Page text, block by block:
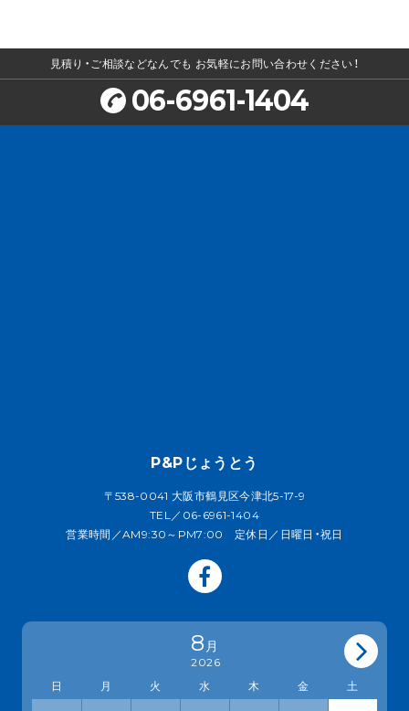
見積り・ご相談などなんでも お気軽にお問い合わせください！
06-6961-1404
P&Pじょうとう
〒538-0041 大阪市鶴見区今津北5-17-9
TEL／06-6961-1404
営業時間／AM9:30～PM7:00 定休日／日曜日・祝日
8 月
2026
日
月 火 水 木 金 土